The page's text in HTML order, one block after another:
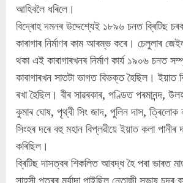
আহিবলৈ ধৰিলে।
বিদ্ৰোহ দমনৰ উদ্দেশ্যেই ১৮৯৬ চনত ব্ৰিটিছ
কাৰাগাৰ নিৰ্মাণৰ কাম আৰম্ভ কৰে। চেলুলাৰ জেইল
থকা এই কাৰাগাৰখনৰ নিৰ্মাণ কাৰ্য ১৯০৬ চনত
কাৰাগাৰখন সাতটা ভাগত বিভক্ত হৈছিল। ইয়াত
ৰখা হৈছিল। বীৰ সাৱৰকাৰ, পণ্ডিত পৰমানন্দ,
কুমাৰ ঘোষ, পৃথ্বী সিং জাদ, পুলিন দাস, ত্ৰিলোক
সিংহৰ দৰে বহু মহান বিপ্লৱীয়ে ইয়াত কলা পানীৰ
কৰিছিল।
ব্ৰিটিছ দাসত্বৰ শিকলিত আবদ্ধ হৈ পৰা ভাৰত